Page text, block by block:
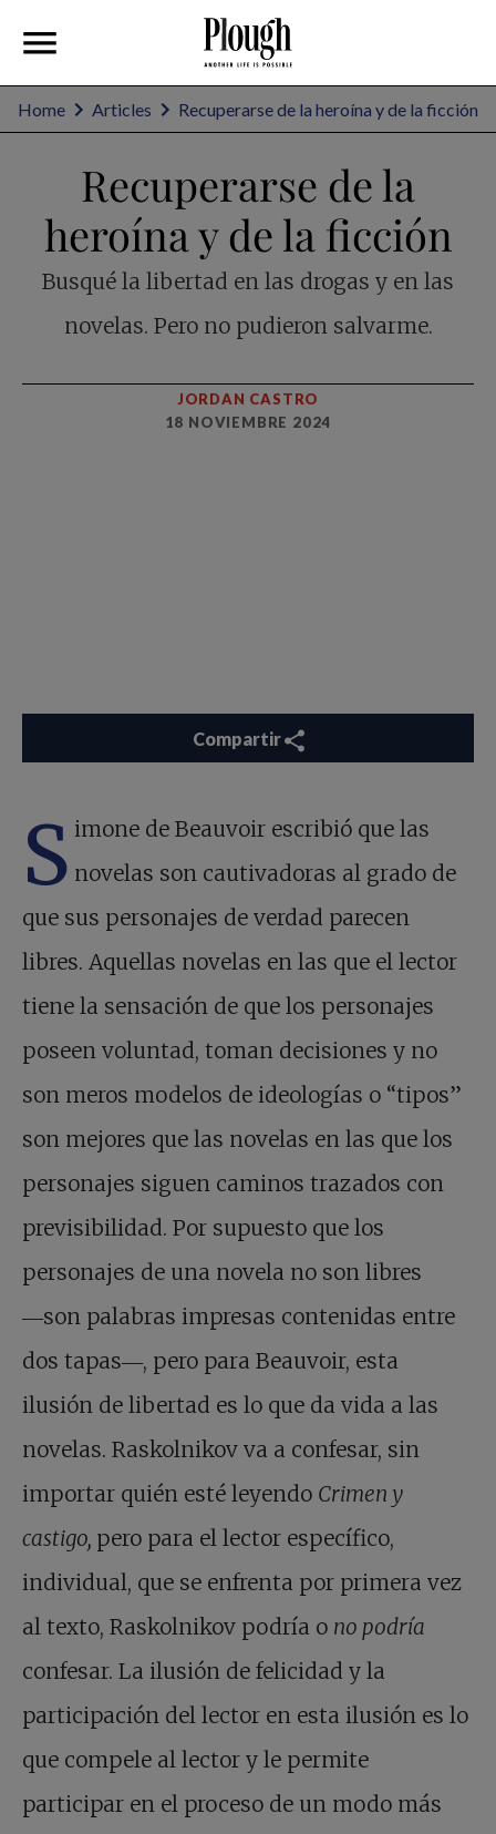
Home Articles Recuperarse de la heroína y de la ficción
Recuperarse de la
heroína y de la ficción
Busqué la libertad en las drogas y en las
novelas. Pero no pudieron salvarme.
JORDAN CASTRO
18 NOVIEMBRE 2024
Compartir
S imone de Beauvoir escribió que las
novelas son cautivadoras al grado de
que sus personajes de verdad parecen
libres. Aquellas novelas en las que el lector
tiene la sensación de que los personajes
poseen voluntad, toman decisiones y no
son meros modelos de ideologías o “tipos”
son mejores que las novelas en las que los
personajes siguen caminos trazados con
previsibilidad. Por supuesto que los
personajes de una novela no son libres
―son palabras impresas contenidas entre
dos tapas―, pero para Beauvoir, esta
ilusión de libertad es lo que da vida a las
novelas. Raskolnikov va a confesar, sin
importar quién esté leyendo Crimen y
castigo, pero para el lector específico,
individual, que se enfrenta por primera vez
al texto, Raskolnikov podría o no podría
confesar. La ilusión de felicidad y la
participación del lector en esta ilusión es lo
que compele al lector y le permite
participar en el proceso de un modo más